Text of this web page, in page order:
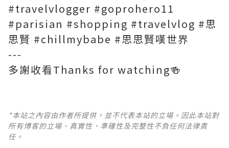
#travelvlogger #goprohero11
#parisian #shopping #travelvlog #思
思賢 #chillmybabe #思思賢嘆世界
---
多謝收看Thanks for watching🍻
*本站之內容由作者所提供，並不代表本站的立場。因此本站對
所有博客的立場、真實性、準確性及完整性不負任何法律責
任。